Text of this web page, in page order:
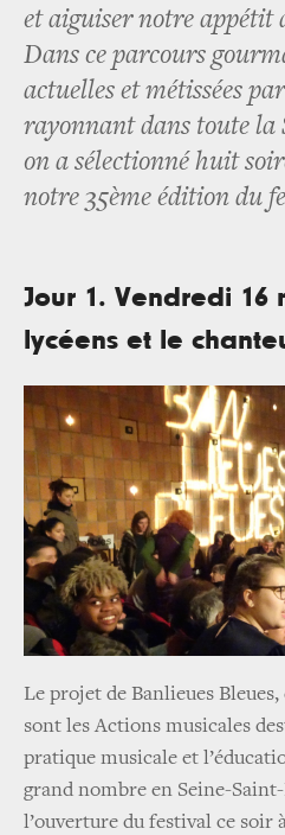
et aiguiser notre appétit
Dans ce parcours
actuelles et métissées
rayonnant dans toute la
on a sélectionné huit
notre 35ème édition du
Jour 1. Vendredi 16
lycéens et le
Le projet de Banlieues
sont les Actions musicales
pratique musicale et
grand nombre en Seine-
l’ouverture du festival ce soir